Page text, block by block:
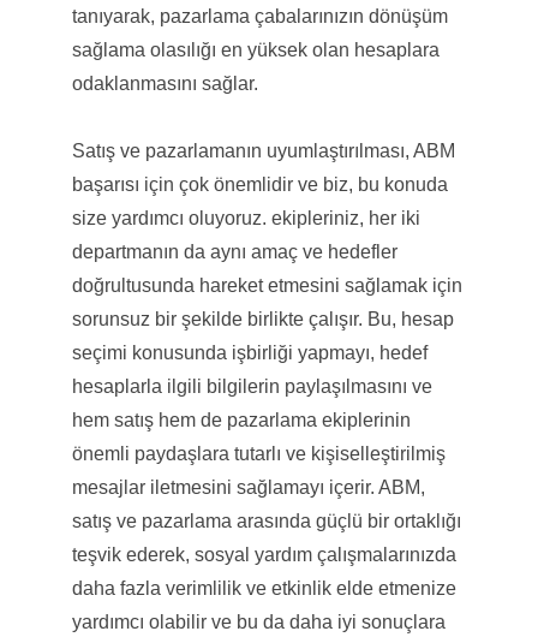
tanıyarak, pazarlama çabalarınızın dönüşüm
sağlama olasılığı en yüksek olan hesaplara
odaklanmasını sağlar.
Satış ve pazarlamanın uyumlaştırılması, ABM
başarısı için çok önemlidir ve biz, bu konuda
size yardımcı oluyoruz. ekipleriniz, her iki
departmanın da aynı amaç ve hedefler
doğrultusunda hareket etmesini sağlamak için
sorunsuz bir şekilde birlikte çalışır. Bu, hesap
seçimi konusunda işbirliği yapmayı, hedef
hesaplarla ilgili bilgilerin paylaşılmasını ve
hem satış hem de pazarlama ekiplerinin
önemli paydaşlara tutarlı ve kişiselleştirilmiş
mesajlar iletmesini sağlamayı içerir. ABM,
satış ve pazarlama arasında güçlü bir ortaklığı
teşvik ederek, sosyal yardım çalışmalarınızda
daha fazla verimlilik ve etkinlik elde etmenize
yardımcı olabilir ve bu da daha iyi sonuçlara